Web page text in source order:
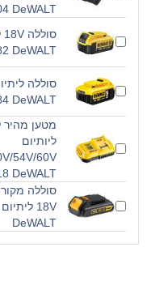
DeWALT
DeWALT
DeWALT
מטען מהיר
ליותיום
54V/60V
DeWALT
DeWALT